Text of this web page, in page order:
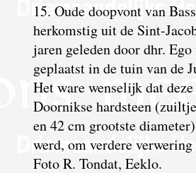
15. Oude doopvont van
herkomstig uit de Sint-
jaren geleden door dhr.
geplaatst in de tuin van de
Het ware wenselijk dat
Doornikse hardsteen
en 42 cm grootste
werd, om verdere
Foto R. Tondat, Eeklo.